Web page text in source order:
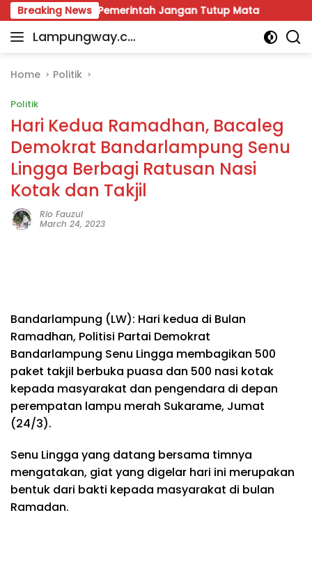
Skip
to
content
Breaking News
Desak Pemerintah Jangan Tutup Mata
Lampungway.co
Portal
Daerah
Terpercaya
dan
Terupdate
Home Politik
Politik
Hari Kedua Ramadhan, Bacaleg
Demokrat Bandarlampung Senu
Lingga Berbagi Ratusan Nasi
Kotak dan Takjil
Rio Fauzul
March 24, 2023
Bandarlampung (LW): Hari kedua di Bulan
Ramadhan, Politisi Partai Demokrat
Bandarlampung Senu Lingga membagikan 500
paket takjil berbuka puasa dan 500 nasi kotak
kepada masyarakat dan pengendara di depan
perempatan lampu merah Sukarame, Jumat
(24/3).
Senu Lingga yang datang bersama timnya
mengatakan, giat yang digelar hari ini merupakan
bentuk dari bakti kepada masyarakat di bulan
Ramadan.